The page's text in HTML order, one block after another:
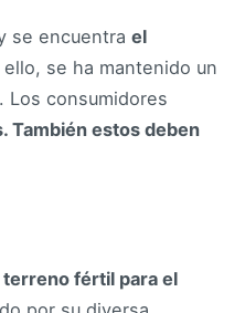
se encuentra el
se ha mantenido un
. Los consumidores
También estos deben
fértil para el